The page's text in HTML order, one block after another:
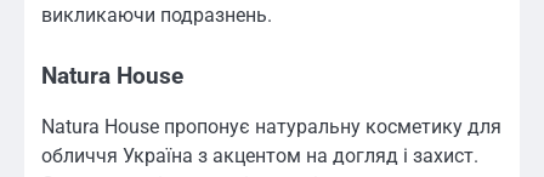
викликаючи подразнень.
Natura House
Natura House пропонує натуральну косметику для
обличчя Україна з акцентом на догляд і захист.